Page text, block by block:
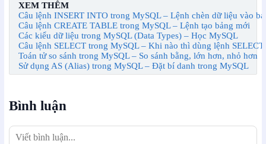
XEM THÊM
Câu lệnh INSERT INTO trong MySQL – Lệnh chèn dữ liệu vào
Câu lệnh CREATE TABLE trong MySQL – Lệnh tạo bảng mới
Các kiểu dữ liệu trong MySQL (Data Types) – Học MySQL
Câu lệnh SELECT trong MySQL – Khi nào thì dùng lệnh SELECT
Toán tử so sánh trong MySQL – So sánh bằng, lớn hơn, nhỏ hơn
Sử dụng AS (Alias) trong MySQL – Đặt bí danh trong MySQL
Bình luận